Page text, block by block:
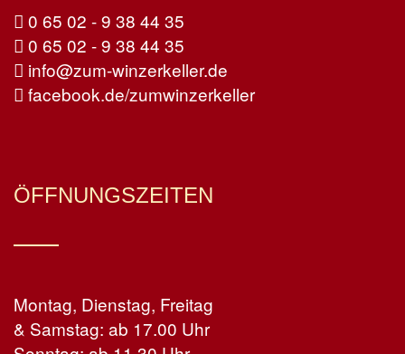
0 65 02 - 9 38 44 35
0 65 02 - 9 38 44 35
info@zum-winzerkeller.de
facebook.de/zumwinzerkeller
ÖFFNUNGSZEITEN
Montag, Dienstag, Freitag
& Samstag: ab 17.00 Uhr